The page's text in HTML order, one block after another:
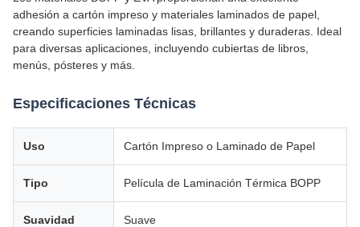
adhesión a cartón impreso y materiales laminados de papel,
creando superficies laminadas lisas, brillantes y duraderas. Ideal
para diversas aplicaciones, incluyendo cubiertas de libros,
menús, pósteres y más.
Especificaciones Técnicas
Uso Cartón Impreso o Laminado de Papel
Tipo Película de Laminación Térmica BOPP
Suavidad Suave